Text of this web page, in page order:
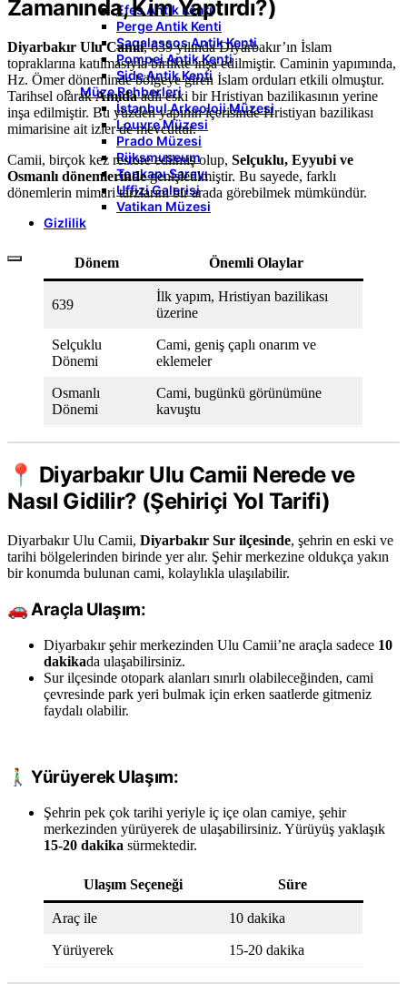
Efes Antik Kenti
Perge Antik Kenti
Sagalassos Antik Kenti
Pompei Antik Kenti
Side Antik Kenti
Müze Rehberleri
İstanbul Arkeoloji Müzesi
Louvre Müzesi
Prado Müzesi
Rijksmuseum
Topkapı Sarayı
Uffizi Galerisi
Vatikan Müzesi
Gizlilik
Zamanında, Kim Yaptırdı?)
Diyarbakır Ulu Camii, 639 yılında Diyarbakır’ın İslam
topraklarına katılmasıyla birlikte inşa edilmiştir. Caminin yapımında,
Hz. Ömer döneminde bölgeye giren İslam orduları etkili olmuştur.
Tarihsel olarakAmidaadlı eski bir Hristiyan bazilikasının yerine
inşa edilmiştir. Bu yüzden yapının içerisinde Hristiyan bazilikası
mimarisine ait izler de mevcuttur.
Camii, birçok kez restore edilmiş olup, Selçuklu, Eyyubi ve
Osmanlı dönemlerindegenişletilmiştir. Bu sayede, farklı
dönemlerin mimari tarzlarını bir arada görebilmek mümkündür.
Dönem Önemli Olaylar
639
İlk yapım, Hristiyan bazilikası
üzerine
Selçuklu
Dönemi
Cami, geniş çaplı onarım ve
eklemeler
Osmanlı
Dönemi
Cami, bugünkü görünümüne
kavuştu
📍 Diyarbakır Ulu Camii Nerede ve
Nasıl Gidilir? (Şehiriçi Yol Tarifi)
Diyarbakır Ulu Camii, Diyarbakır Sur ilçesinde, şehrin en eski ve
tarihi bölgelerinden birinde yer alır. Şehir merkezine oldukça yakın
bir konumda bulunan cami, kolaylıkla ulaşılabilir.
🚗Araçla Ulaşım:
Diyarbakır şehir merkezinden Ulu Camii’ne araçla sadece 10
dakikada ulaşabilirsiniz.
Sur ilçesinde otopark alanları sınırlı olabileceğinden, cami
çevresinde park yeri bulmak için erken saatlerde gitmeniz
faydalı olabilir.
🚶‍♂️Yürüyerek Ulaşım:
Şehrin pek çok tarihi yeriyle iç içe olan camiye, şehir
merkezinden yürüyerek de ulaşabilirsiniz. Yürüyüş yaklaşık
15-20 dakika sürmektedir.
Ulaşım Seçeneği Süre
Araç ile 10 dakika
Yürüyerek 15-20 dakika